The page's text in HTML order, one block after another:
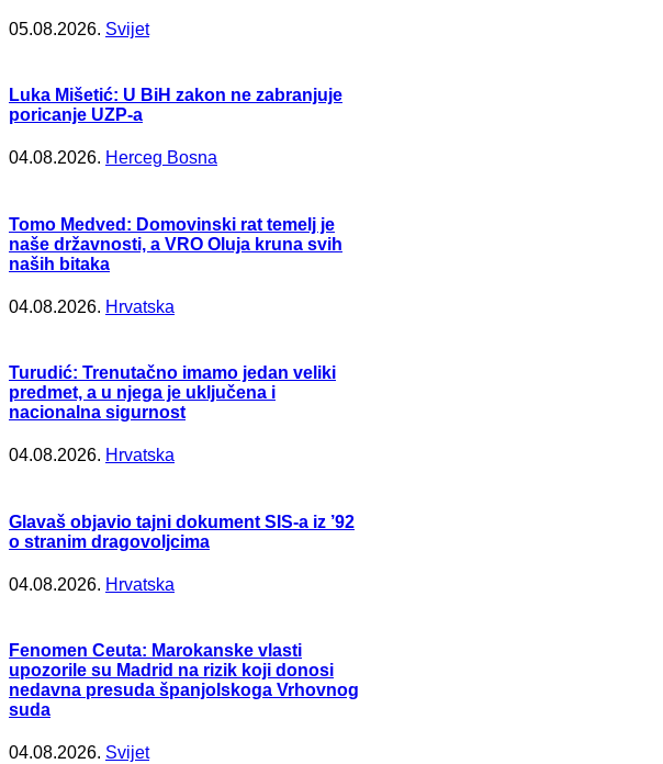
05.08.2026. Svijet
Luka Mišetić: U BiH zakon ne zabranjuje
poricanje UZP-a
04.08.2026. Herceg Bosna
Tomo Medved: Domovinski rat temelj je
naše državnosti, a VRO Oluja kruna svih
naših bitaka
04.08.2026. Hrvatska
Turudić: Trenutačno imamo jedan veliki
predmet, a u njega je uključena i
nacionalna sigurnost
04.08.2026. Hrvatska
Glavaš objavio tajni dokument SIS-a iz ’92
o stranim dragovoljcima
04.08.2026. Hrvatska
Fenomen Ceuta: Marokanske vlasti
upozorile su Madrid na rizik koji donosi
nedavna presuda španjolskoga Vrhovnog
suda
04.08.2026. Svijet